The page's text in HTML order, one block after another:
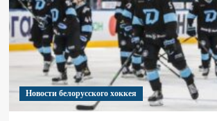
Новости белорусского хоккея